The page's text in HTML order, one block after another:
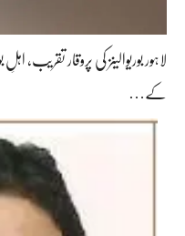
لاہور بوریوالینز کی پروقار تقریب،
کے…